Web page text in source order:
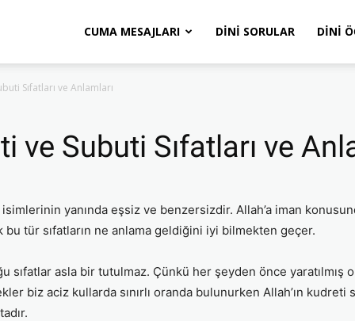
CUMA MESAJLARI DINI SORULAR DINI
Sıfatları ve Anlamları
ve Subuti Sıfatları ve
yanında eşsiz ve benzersizdir. Allah’a iman
bu tür sıfatların ne anlama geldiğini iyi bilmekten geçer.
sıfatlar asla bir tutulmaz. Çünkü her şeyden önce
biz aciz kullarda sınırlı oranda bulunurken Allah’ın kudreti